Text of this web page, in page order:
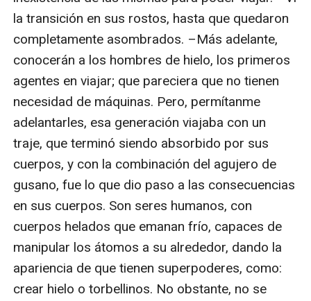
la transición en sus rostos, hasta que quedaron
completamente asombrados. –Más adelante,
conocerán a los hombres de hielo, los primeros
agentes en viajar; que pareciera que no tienen
necesidad de máquinas. Pero, permítanme
adelantarles, esa generación viajaba con un
traje, que terminó siendo absorbido por sus
cuerpos, y con la combinación del agujero de
gusano, fue lo que dio paso a las consecuencias
en sus cuerpos. Son seres humanos, con
cuerpos helados que emanan frío, capaces de
manipular los átomos a su alrededor, dando la
apariencia de que tienen superpoderes, como:
crear hielo o torbellinos. No obstante, no se